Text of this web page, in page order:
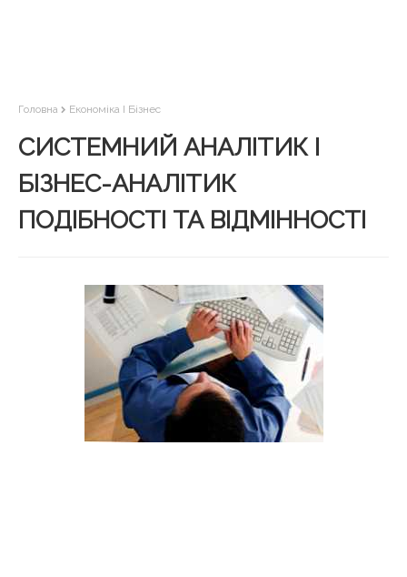
Головна Економіка І Бізнес
СИСТЕМНИЙ АНАЛІТИК І
БІЗНЕС-АНАЛІТИК
ПОДІБНОСТІ ТА ВІДМІННОСТІ